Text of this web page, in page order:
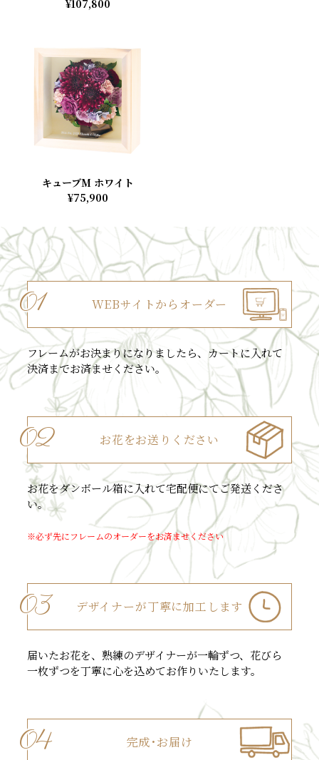
¥107,800
キューブM ホワイト
¥75,900
01 WEBサイトから オーダー
フレームがお決まりになりましたら、カートに入れて
決済までお済ませください。
02 お花をお送りください
お花をダンボール箱に入れて宅配便にてご発送くださ
い。
※必ず先にフレームのオーダーをお済ませください
03 デザイナーが丁寧に加工します
届いたお花を、熟練のデザイナーが一輪ずつ、花びら
一枚ずつを丁寧に心を込めてお作りいたします。
04 完成･お届け